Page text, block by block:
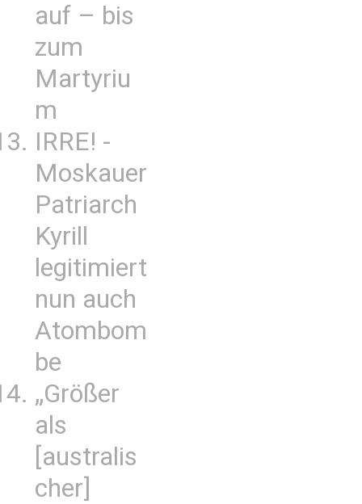
auf – bis
zum
Martyriu
m
IRRE! -
Moskauer
Patriarch
Kyrill
legitimiert
nun auch
Atombom
be
„Größer
als
[australis
cher]